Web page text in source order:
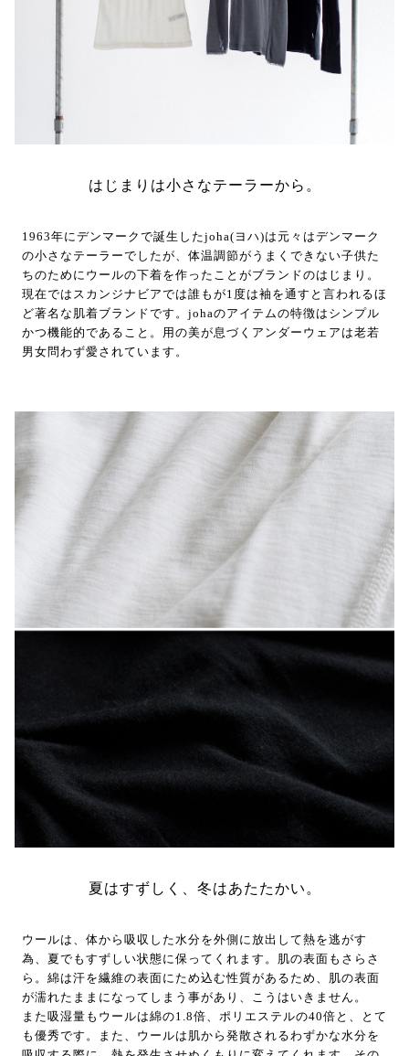
はじまりは小さなテーラーから。
1963年にデンマークで誕生したjoha(ヨハ)は元々はデンマーク
の小さなテーラーでしたが、体温調節がうまくできない子供た
ちのためにウールの下着を作ったことがブランドのはじまり。
現在ではスカンジナビアでは誰もが1度は袖を通すと言われるほ
ど著名な肌着ブランドです。johaのアイテムの特徴はシンプル
かつ機能的であること。用の美が息づくアンダーウェアは老若
男女問わず愛されています。
夏はすずしく、冬はあたたかい。
ウールは、体から吸収した水分を外側に放出して熱を逃がす
為、夏でもすずしい状態に保ってくれます。肌の表面もさらさ
ら。綿は汗を繊維の表面にため込む性質があるため、肌の表面
が濡れたままになってしまう事があり、こうはいきません。
また吸湿量もウールは綿の1.8倍、ポリエステルの40倍と、とて
も優秀です。また、ウールは肌から発散されるわずかな水分を